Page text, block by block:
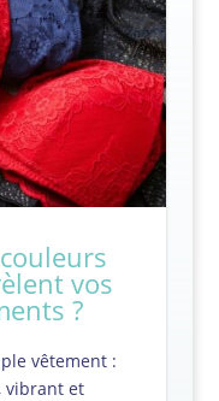
vos
?
vêtement :
vibrant et